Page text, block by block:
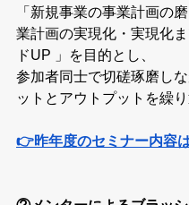
「新規事業の事業計画の
業計画の実現化・実現化
ドUP 」を目的とし、
参加者同士で切磋琢磨し
ットとアウトプットを繰り
👉昨年度のセミナー内容